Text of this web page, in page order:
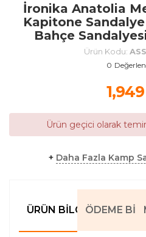
İronika Anatolia
Kapitone
Bahçe
Ürün Kodu:
0
1,949
Ürün geçici olarak
+ Daha Fazla Kamp
ÜRÜN BILGILERI
ÖDEME